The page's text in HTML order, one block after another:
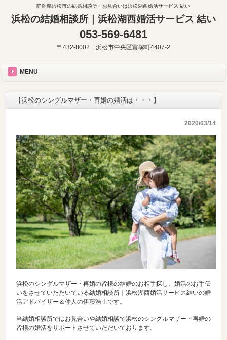
静岡県浜松市の結婚相談所・お見合いは浜松湖西婚活サービス 結い
浜松の結婚相談所｜浜松湖西婚活サービス 結い
053-569-6481
〒432-8002 浜松市中央区富塚町4407-2
MENU
【浜松のシングルマザー・再婚の婚活は・・・】
2020/03/14
浜松のシングルマザー・再婚の皆様の結婚のお相手探し、婚活のお手伝
いをさせていただいている結婚相談所｜浜松湖西婚活サービス結いの婚
活アドバイザー＆仲人の伊藤浩士です。
当結婚相談所ではお見合いや結婚相談で浜松のシングルマザー・再婚の
皆様の婚活をサポートさせていただいております。